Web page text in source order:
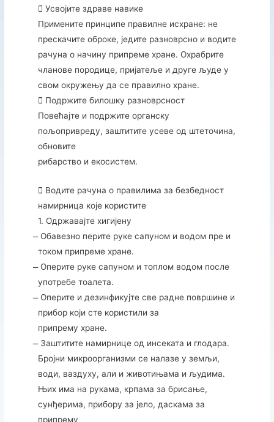
 Усвојите здраве навике
Примените принципе правилне исхране: не
прескачите оброке, једите разноврсно и водите
рачуна о начину припреме хране. Охрабрите
чланове породице, пријатеље и друге људе у
свом окружењу да се правилно хране.
 Подржите билошку разноврсност
Повећајте и подржите органску
пољопривреду, заштитите усеве од штеточина,
обновите
рибарство и екосистем.
 Водите рачуна о правилима за безбедност
намирница које користите
1. Одржавајте хигијену
̶ Обавезно перите руке сапуном и водом пре и
током припреме хране.
̶ Оперите руке сапуном и топлом водом после
употребе тоалета.
̶ Оперите и дезинфикујте све радне површине и
прибор који сте користили за
припрему хране.
̶ Заштитите намирнице од инсеката и глодара.
Бројни микроорганизми се налазе у земљи,
води, ваздуху, али и животињама и људима.
Њих има на рукама, крпама за брисање,
сунђерима, прибору за јело, даскама за
припрему